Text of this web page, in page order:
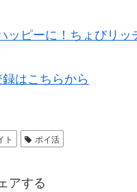
はこちらから
ト ポイ活
アする